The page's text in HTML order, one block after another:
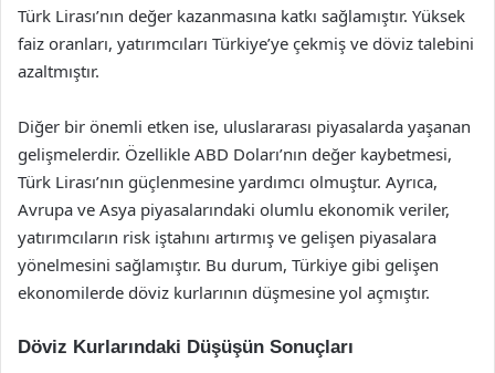
Türk Lirası’nın değer kazanmasına katkı sağlamıştır. Yüksek
faiz oranları, yatırımcıları Türkiye’ye çekmiş ve döviz talebini
azaltmıştır.
Diğer bir önemli etken ise, uluslararası piyasalarda yaşanan
gelişmelerdir. Özellikle ABD Doları’nın değer kaybetmesi,
Türk Lirası’nın güçlenmesine yardımcı olmuştur. Ayrıca,
Avrupa ve Asya piyasalarındaki olumlu ekonomik veriler,
yatırımcıların risk iştahını artırmış ve gelişen piyasalara
yönelmesini sağlamıştır. Bu durum, Türkiye gibi gelişen
ekonomilerde döviz kurlarının düşmesine yol açmıştır.
Döviz Kurlarındaki Düşüşün Sonuçları